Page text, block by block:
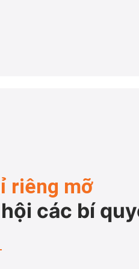
riêng mỡ
các bí